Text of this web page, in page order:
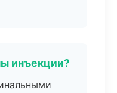
инъекции?